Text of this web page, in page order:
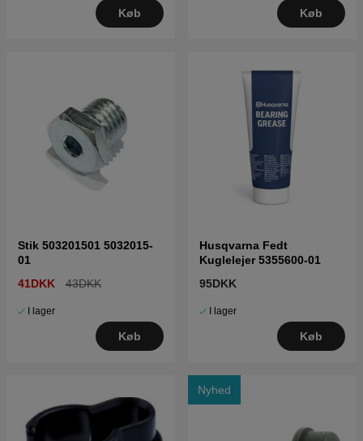
Køb Køb
Stik 503201501 5032015-
01
41DKK
43DKK
I lager
Køb
Husqvarna Fedt
Kuglelejer 5355600-01
95DKK
I lager
Køb
Nyhed